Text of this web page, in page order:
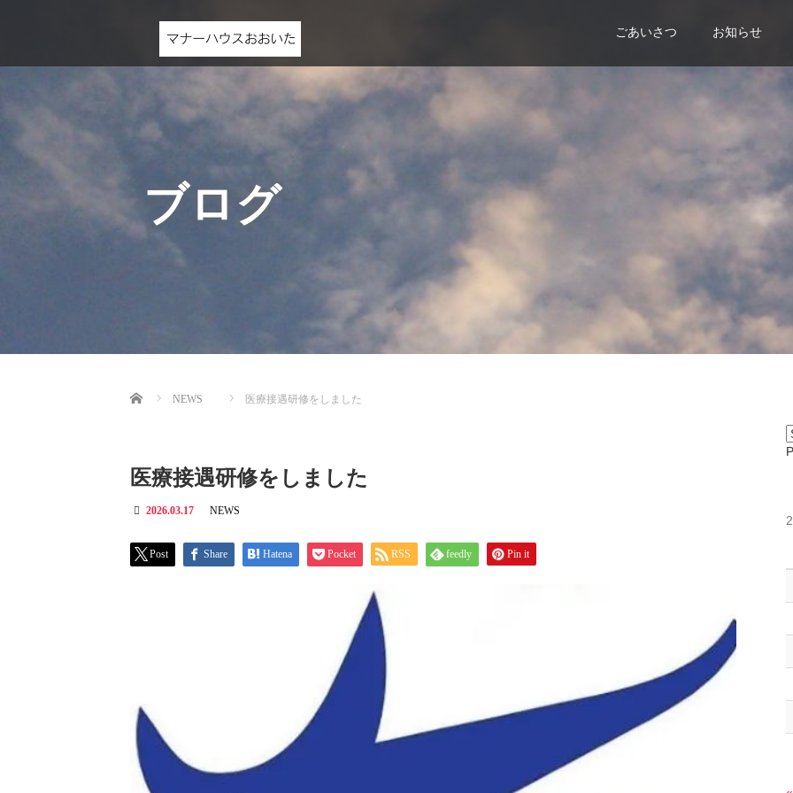
ごあいさつ お知らせ
ブログ
Home NEWS 医療接遇研修をしました
医療接遇研修をしました
2026.03.17 NEWS
Post Share Hatena Pocket RSS feedly Pin it